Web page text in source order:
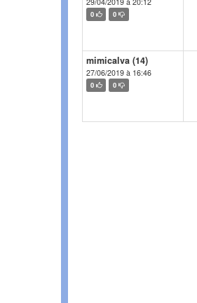
0 0
mimicalva (14)
27/06/2019 à 16:46
0 0